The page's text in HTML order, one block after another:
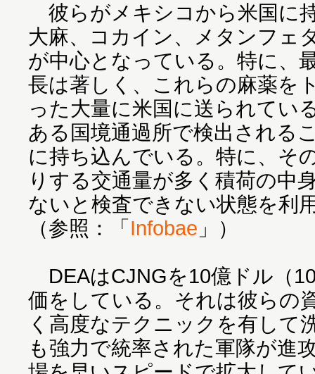
彼らがメキシコから米国に
大麻、コカイン、メタンフェ
が中心となっている。特に、
長は著しく、これらの麻薬を
った大量に米国に送られてい
ある国境通過所で検出される
に持ち込んでいる。特に、そ
りする交通量が多く積荷の中
ないと検査できない状態を利
（参照：「Infobae 」）
DEAはCJNGを10億ドル（
価をしている。それは彼らの
く高度なテクニックを有して
も強力で統率された軍隊が進